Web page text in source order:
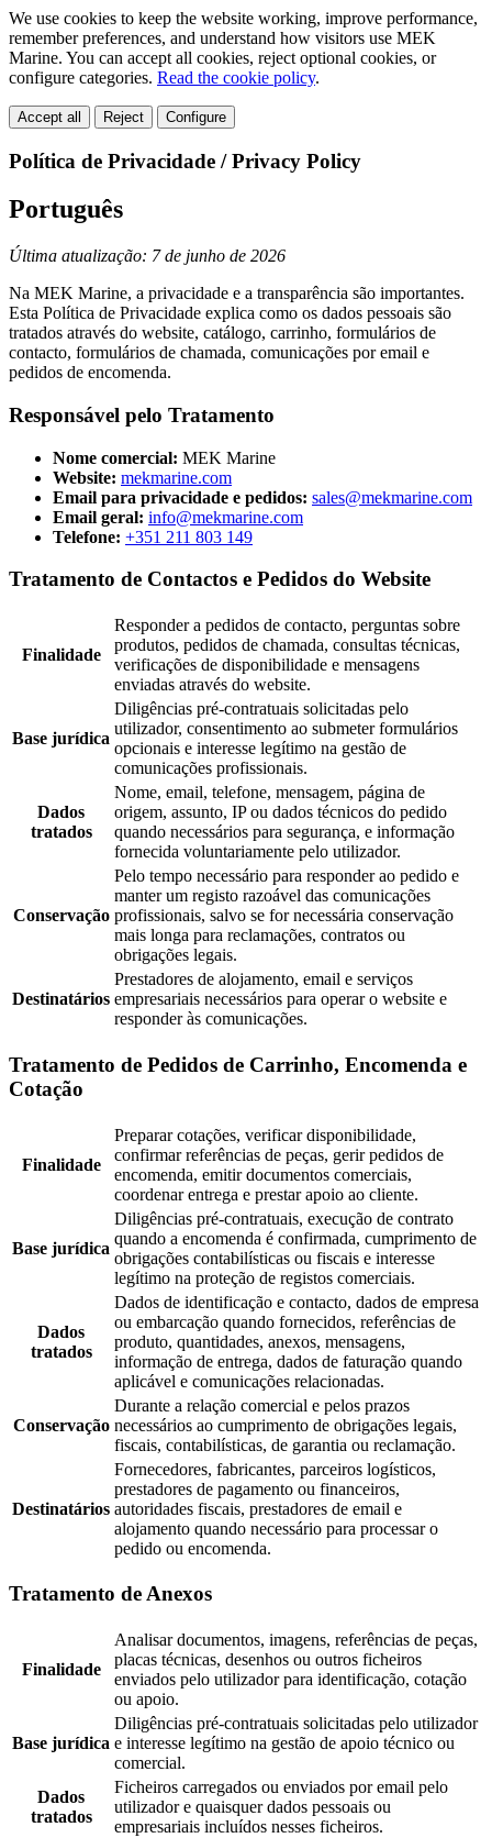
We use cookies to keep the website working, improve performance,
remember preferences, and understand how visitors use MEK
Marine. You can accept all cookies, reject optional cookies, or
configure categories. Read the cookie policy.
Accept all Reject Configure
Política de Privacidade / Privacy Policy
Português
Última atualização: 7 de junho de 2026
Na MEK Marine, a privacidade e a transparência são importantes.
Esta Política de Privacidade explica como os dados pessoais são
tratados através do website, catálogo, carrinho, formulários de
contacto, formulários de chamada, comunicações por email e
pedidos de encomenda.
Responsável pelo Tratamento
Nome comercial: MEK Marine
Website: mekmarine.com
Email para privacidade e pedidos: sales@mekmarine.com
Email geral: info@mekmarine.com
Telefone: +351 211 803 149
Tratamento de Contactos e Pedidos do Website
Finalidade
Responder a pedidos de contacto, perguntas sobre
produtos, pedidos de chamada, consultas técnicas,
verificações de disponibilidade e mensagens
enviadas através do website.
Base jurídica
Diligências pré-contratuais solicitadas pelo
utilizador, consentimento ao submeter formulários
opcionais e interesse legítimo na gestão de
comunicações profissionais.
Dados
tratados
Nome, email, telefone, mensagem, página de
origem, assunto, IP ou dados técnicos do pedido
quando necessários para segurança, e informação
fornecida voluntariamente pelo utilizador.
Conservação
Pelo tempo necessário para responder ao pedido e
manter um registo razoável das comunicações
profissionais, salvo se for necessária conservação
mais longa para reclamações, contratos ou
obrigações legais.
Destinatários
Prestadores de alojamento, email e serviços
empresariais necessários para operar o website e
responder às comunicações.
Tratamento de Pedidos de Carrinho, Encomenda e
Cotação
Finalidade
Preparar cotações, verificar disponibilidade,
confirmar referências de peças, gerir pedidos de
encomenda, emitir documentos comerciais,
coordenar entrega e prestar apoio ao cliente.
Base jurídica
Diligências pré-contratuais, execução de contrato
quando a encomenda é confirmada, cumprimento de
obrigações contabilísticas ou fiscais e interesse
legítimo na proteção de registos comerciais.
Dados
tratados
Dados de identificação e contacto, dados de empresa
ou embarcação quando fornecidos, referências de
produto, quantidades, anexos, mensagens,
informação de entrega, dados de faturação quando
aplicável e comunicações relacionadas.
Conservação
Durante a relação comercial e pelos prazos
necessários ao cumprimento de obrigações legais,
fiscais, contabilísticas, de garantia ou reclamação.
Destinatários
Fornecedores, fabricantes, parceiros logísticos,
prestadores de pagamento ou financeiros,
autoridades fiscais, prestadores de email e
alojamento quando necessário para processar o
pedido ou encomenda.
Tratamento de Anexos
Finalidade
Analisar documentos, imagens, referências de peças,
placas técnicas, desenhos ou outros ficheiros
enviados pelo utilizador para identificação, cotação
ou apoio.
Base jurídica
Diligências pré-contratuais solicitadas pelo utilizador
e interesse legítimo na gestão de apoio técnico ou
comercial.
Dados
tratados
Ficheiros carregados ou enviados por email pelo
utilizador e quaisquer dados pessoais ou
empresariais incluídos nesses ficheiros.